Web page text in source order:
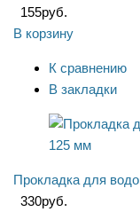
155руб.
В корзину
К сравнению
В закладки
Прокладка для
330руб.